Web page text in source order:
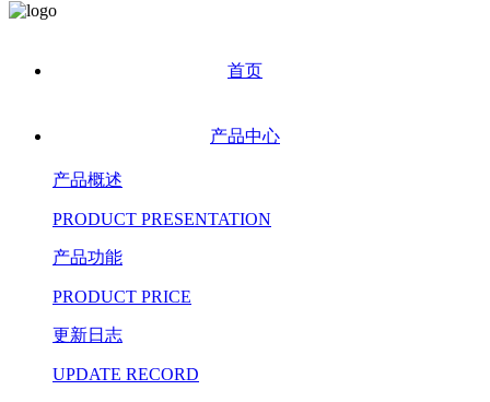
首页
产品中心
产品概述
PRODUCT PRESENTATION
产品功能
PRODUCT PRICE
更新日志
UPDATE RECORD